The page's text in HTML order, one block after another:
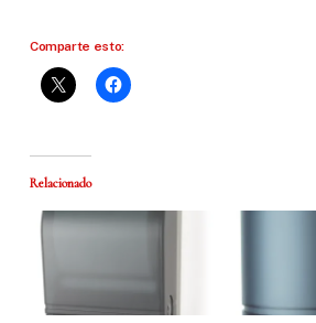
Comparte esto:
Relacionado